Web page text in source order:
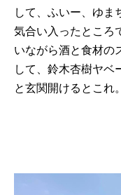
して、ふいー、ゆま
気合い入ったところ
いながら酒と食材の
して、鈴木杏樹ヤベ
と玄関開けるとこれ。